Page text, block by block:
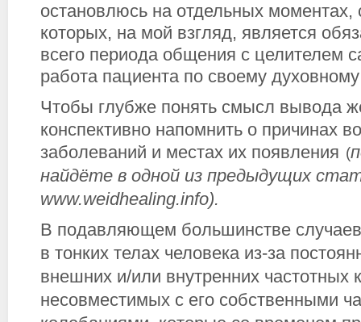
остановлюсь на отдельных
которых, на мой взгляд, является
всего периода общения с целителем
работа пациента по своему
Чтобы глубже понять смысл вывода
конспективно напомнить о причинах
заболеваний и местах их появления (
найдёте в одной из предыдущих
www.weidhealing.info).
В подавляющем большинстве
в тонких телах человека из-за
внешних и/или внутренних частотных
несовместимых с его собственными